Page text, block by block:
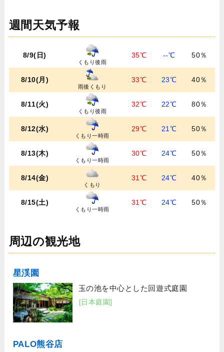
週間天気予報
8/9(日)
くもり後雨
35℃ --℃ 50％
8/10(月)
雨後くもり
33℃ 23℃ 40％
8/11(火)
くもり後雨
32℃ 22℃ 80％
8/12(水)
くもり一時雨
29℃ 21℃ 50％
8/13(木)
くもり一時雨
30℃ 24℃ 50％
8/14(金)
くもり
31℃ 24℃ 40％
8/15(土)
くもり一時雨
31℃ 24℃ 50％
周辺の観光地
星渓園
玉の池を中心とした回遊式庭園
[日本庭園]
PALO熊谷店